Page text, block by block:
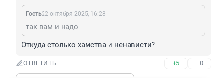
Гость22 октября 2025, 16:28
так вам и надо
Откуда столько хамства и ненависти?
ОТВЕТИТЬ +5 –0